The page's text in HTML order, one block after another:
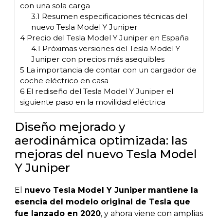
con una sola carga
3.1 Resumen especificaciones técnicas del
nuevo Tesla Model Y Juniper
4 Precio del Tesla Model Y Juniper en España
4.1 Próximas versiones del Tesla Model Y
Juniper con precios más asequibles
5 La importancia de contar con un cargador de
coche eléctrico en casa
6 El rediseño del Tesla Model Y Juniper el
siguiente paso en la movilidad eléctrica
Diseño mejorado y
aerodinámica optimizada: las
mejoras del nuevo Tesla Model
Y Juniper
El nuevo Tesla Model Y Juniper mantiene la
esencia del modelo original de Tesla que
fue lanzado en 2020, y ahora viene con amplias